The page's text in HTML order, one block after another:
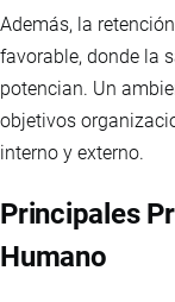
Además, la
favorable, donde la
potencian. Un
objetivos
interno y externo.
Principales
Humano